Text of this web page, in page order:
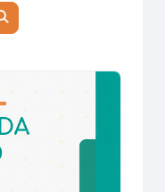
Buscar cursos